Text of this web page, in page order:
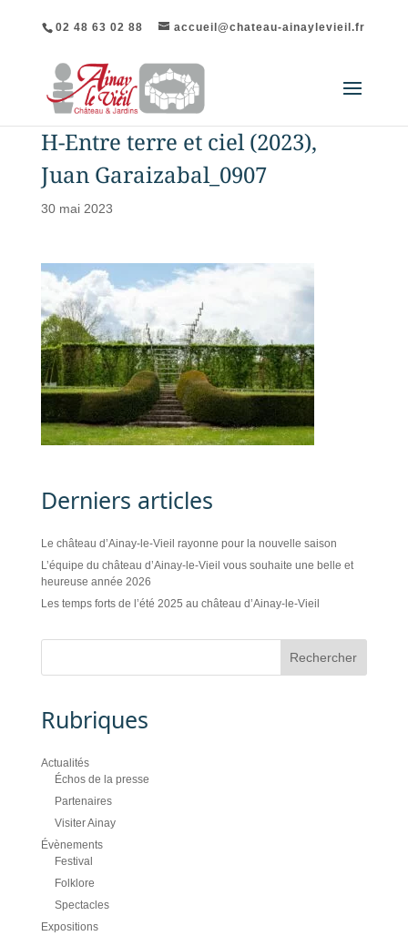
02 48 63 02 88 accueil@chateau-ainaylevieil.fr
H-Entre terre et ciel (2023),
Juan Garaizabal_0907
30 mai 2023
Derniers articles
Le château d’Ainay-le-Vieil rayonne pour la nouvelle saison
L’équipe du château d’Ainay-le-Vieil vous souhaite une belle et
heureuse année 2026
Les temps forts de l’été 2025 au château d’Ainay-le-Vieil
Rubriques
Actualités
Échos de la presse
Partenaires
Visiter Ainay
Évènements
Festival
Folklore
Spectacles
Expositions